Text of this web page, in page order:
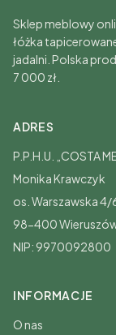
Sklep meblowy
łóżka
jadalni. Polska
7 000 zł.
ADRES
P.P.H.U. „COSTA
Monika Krawczyk
os. Warszawska 4/
98-400
NIP: 9970092800
INFORMACJE
O nas